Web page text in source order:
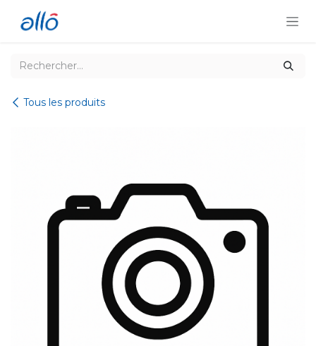
Tous les produits